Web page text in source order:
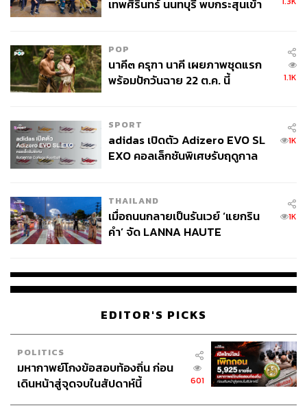
เทพศิรินทร์ นนทบุรี พบกระสุนเข้า
POP
นาคี๓ ครุฑา นาคี เผยภาพชุดแรก
พร้อมปักวันฉาย 22 ต.ค. นี้
1.1K
SPORT
adidas เปิดตัว Adizero EVO SL
EXO คอลเล็กชันพิเศษรับฤดูกาล
1K
THAILAND
เมื่อถนนกลายเป็นรันเวย์ ‘แยกริน
คำ’ จัด LANNA HAUTE
1K
EDITOR'S PICKS
POLITICS
มหากาพย์โกงข้อสอบท้องถิ่น ก่อน
เดินหน้าสู่จุดจบในสัปดาห์นี้
601